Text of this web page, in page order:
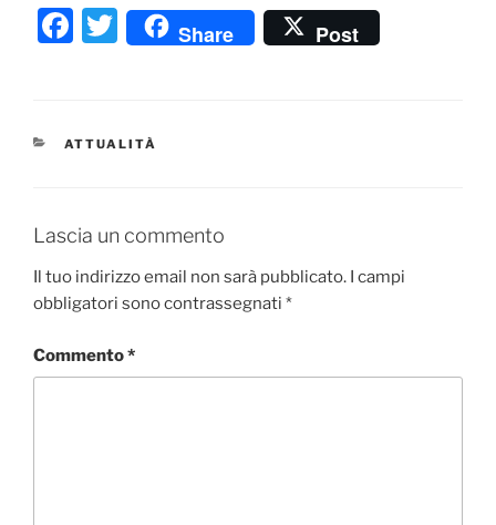
F
e
o
k
T
w
er
Share Post
CATEGORIE
ATTUALITÀ
Lascia un commento
Il tuo indirizzo email non sarà pubblicato. I campi
obbligatori sono contrassegnati *
Commento*